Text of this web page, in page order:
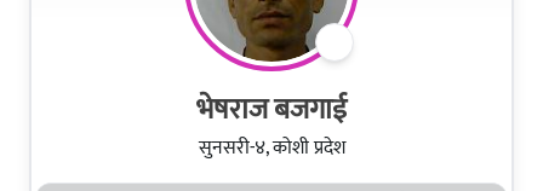
भेषराज बजगाई
सुनसरी-४, कोशी प्रदेश